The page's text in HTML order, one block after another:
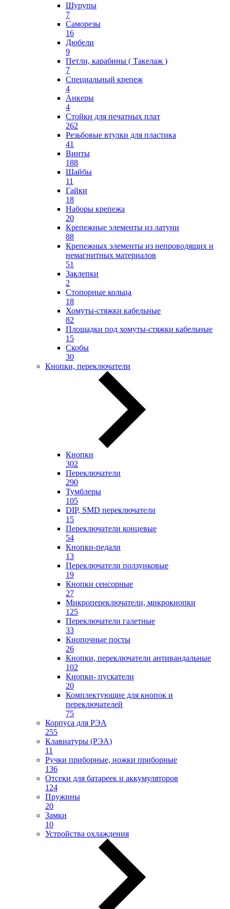
Шурупы
7
Саморезы
16
Дюбели
9
Петли, карабины ( Такелаж )
7
Специальный крепеж
4
Анкеры
4
Стойки для печатных плат
262
Резьбовые втулки для пластика
41
Винты
188
Шайбы
11
Гайки
18
Наборы крепежа
20
Крепежные элементы из латуни
88
Крепежных элементы из непроводящих и
немагнитных материалов
51
Заклепки
2
Стопорные кольца
18
Хомуты-стяжки кабельные
82
Площадки под хомуты-стяжки кабельные
15
Скобы
30
Кнопки, переключатели
Кнопки
302
Переключатели
290
Тумблеры
105
DIP, SMD переключатели
15
Переключатели концевые
54
Кнопки-педали
13
Переключатели ползунковые
19
Кнопки сенсорные
27
Микропереключатели, микрокнопки
125
Переключатели галетные
33
Кнопочные посты
26
Кнопки, переключатели антивандальные
102
Кнопки- пускатели
20
Комплектующие для кнопок и
переключателей
75
Корпуса для РЭА
255
Клавиатуры (РЭА)
11
Ручки приборные, ножки приборные
136
Отсеки для батареек и аккумуляторов
124
Пружины
20
Замки
10
Устройства охлаждения